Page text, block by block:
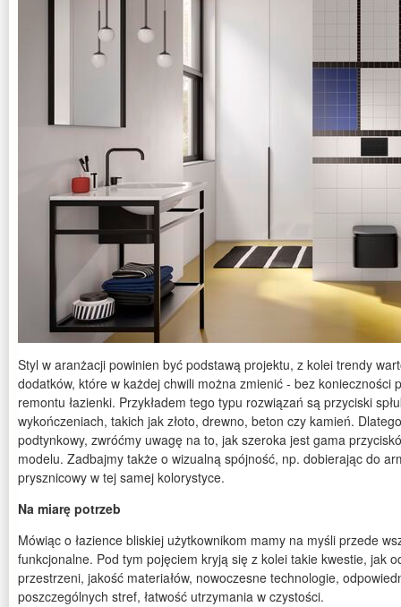
Styl w aranżacji powinien być podstawą projektu, z kolei trendy
dodatków, które w każdej chwili można zmienić - bez konieczności
remontu łazienki. Przykładem tego typu rozwiązań są przyciski
wykończeniach, takich jak złoto, drewno, beton czy kamień.
podtynkowy, zwróćmy uwagę na to, jak szeroka jest gama
modelu. Zadbajmy także o wizualną spójność, np. dobierając do
prysznicowy w tej samej kolorystyce.
Na miarę potrzeb
Mówiąc o łazience bliskiej użytkownikom mamy na myśli przede
funkcjonalne. Pod tym pojęciem kryją się z kolei takie kwestie, jak
przestrzeni, jakość materiałów, nowoczesne technologie,
poszczególnych stref, łatwość utrzymania w czystości.